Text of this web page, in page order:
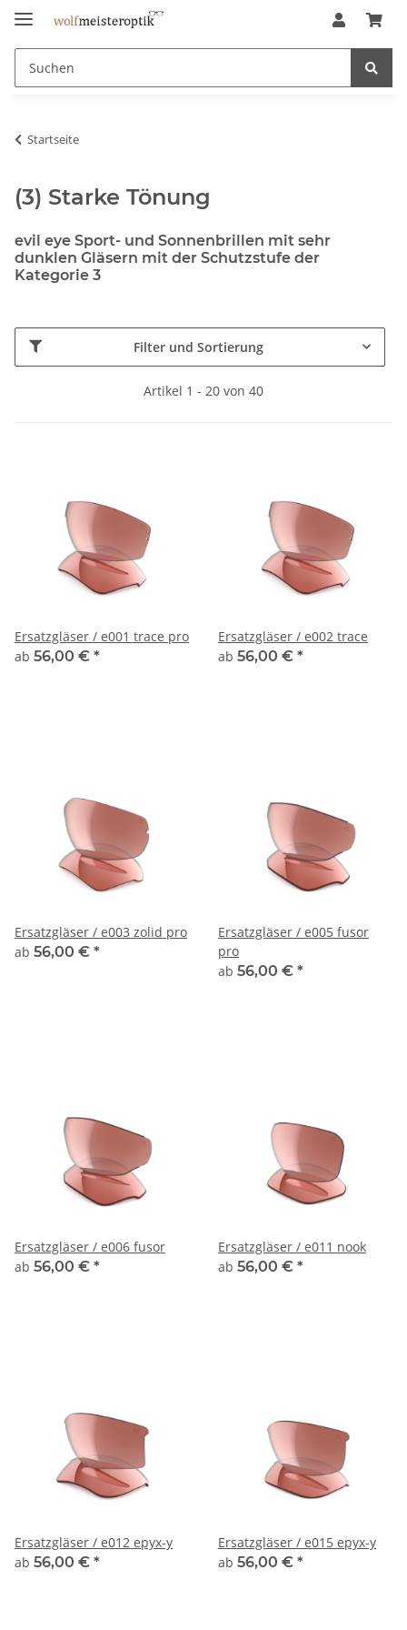
Startseite
(3) Starke Tönung
evil eye Sport- und Sonnenbrillen mit sehr
dunklen Gläsern mit der Schutzstufe der
Kategorie 3
Filter und Sortierung
Artikel 1 - 20 von 40
Ersatzgläser / e001 trace pro
ab 56,00 € *
Ersatzgläser / e002 trace
ab 56,00 € *
Ersatzgläser / e003 zolid pro
ab 56,00 € *
Ersatzgläser / e005 fusor
pro
ab 56,00 € *
Ersatzgläser / e006 fusor
ab 56,00 € *
Ersatzgläser / e011 nook
ab 56,00 € *
Ersatzgläser / e012 epyx-y
ab 56,00 € *
Ersatzgläser / e015 epyx-y
ab 56,00 € *